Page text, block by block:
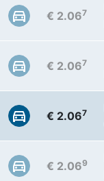
€ 2.067
€ 2.067
€ 2.067
€ 2.069